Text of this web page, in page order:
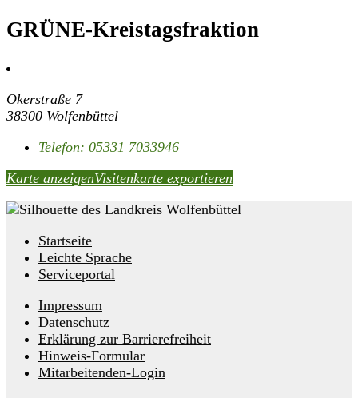
GRÜNE-Kreistagsfraktion
Okerstraße 7
38300 Wolfenbüttel
Telefon: 05331 7033946
Karte anzeigenVisitenkarte exportieren
Startseite
Leichte Sprache
Serviceportal
Impressum
Datenschutz
Erklärung zur Barrierefreiheit
Hinweis-Formular
Mitarbeitenden-Login